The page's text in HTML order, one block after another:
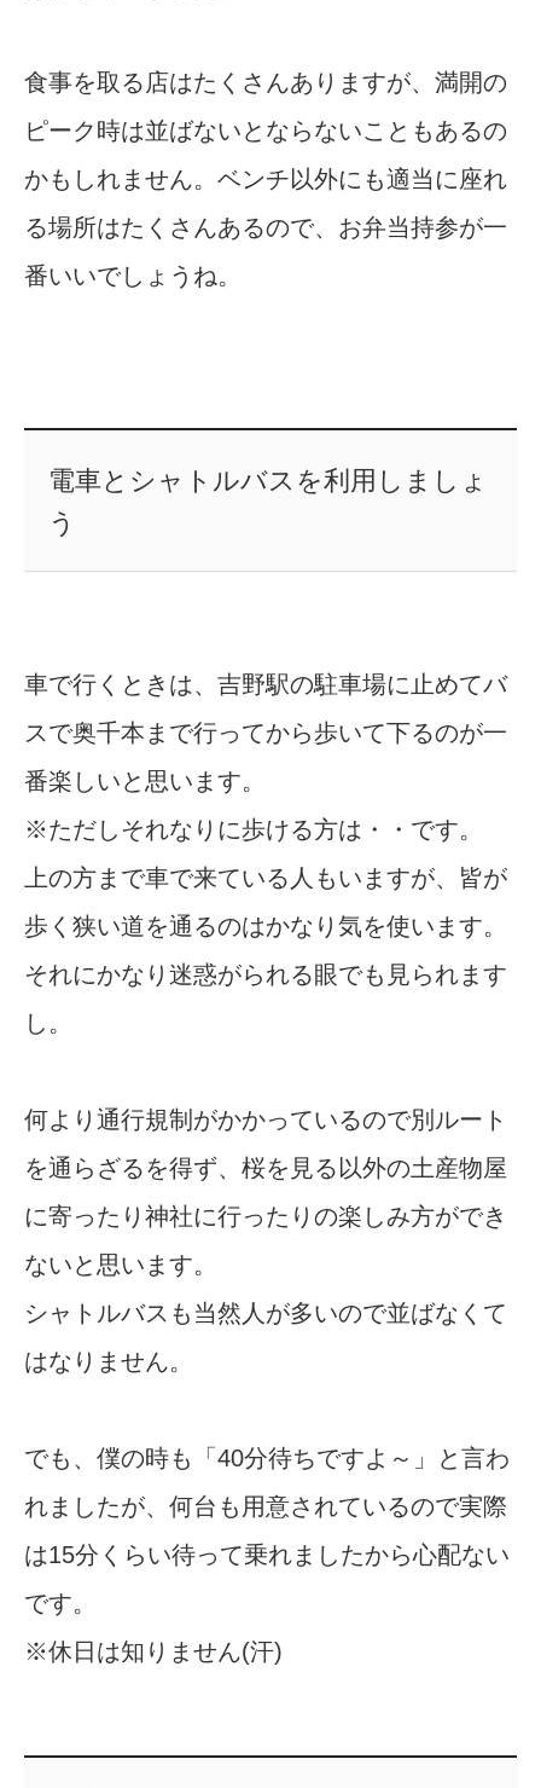
食事を取る店はたくさんありますが、満開の
ピーク時は並ばないとならないこともあるの
かもしれません。ベンチ以外にも適当に座れ
る場所はたくさんあるので、お弁当持参が一
番いいでしょうね。
電車とシャトルバスを利用しましょ
う
車で行くときは、吉野駅の駐車場に止めてバ
スで奥千本まで行ってから歩いて下るのが一
番楽しいと思います。
※ただしそれなりに歩ける方は・・です。
上の方まで車で来ている人もいますが、皆が
歩く狭い道を通るのはかなり気を使います。
それにかなり迷惑がられる眼でも見られます
し。
何より通行規制がかかっているので別ルート
を通らざるを得ず、桜を見る以外の土産物屋
に寄ったり神社に行ったりの楽しみ方ができ
ないと思います。
シャトルバスも当然人が多いので並ばなくて
はなりません。
でも、僕の時も「40分待ちですよ～」と言わ
れましたが、何台も用意されているので実際
は15分くらい待って乗れましたから心配ない
です。
※休日は知りません(汗)